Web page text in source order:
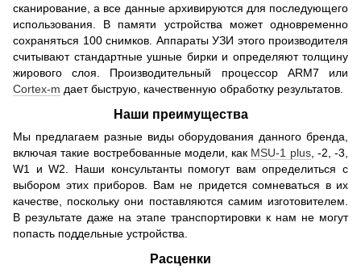
сканирование, а все данные архивируются для последующего
использования. В памяти устройства может одновременно
сохраняться 100 снимков. Аппараты УЗИ этого производителя
считывают стандартные ушные бирки и определяют толщину
жирового слоя. Производительный процессор ARM7 или
Cortex-m дает быструю, качественную обработку результатов.
Наши преимущества
Мы предлагаем разные виды оборудования данного бренда,
включая такие востребованные модели, как MSU-1 plus, -2, -3,
W1 и W2. Наши консультанты помогут вам определиться с
выбором этих приборов. Вам не придется сомневаться в их
качестве, поскольку они поставляются самим изготовителем.
В результате даже на этапе транспортировки к нам не могут
попасть поддельные устройства.
Расценки